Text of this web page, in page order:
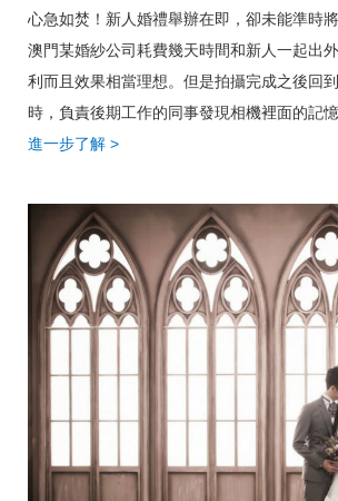
心急如焚！新人婚禮舉辦在即，卻未能準時
澳門某婚紗公司耗費幾天時間和新人一起出
利而且效果相當理想。但是拍攝完成之後回
時，負責後期工作的同事發現相機裡面的記
進一步了解 >